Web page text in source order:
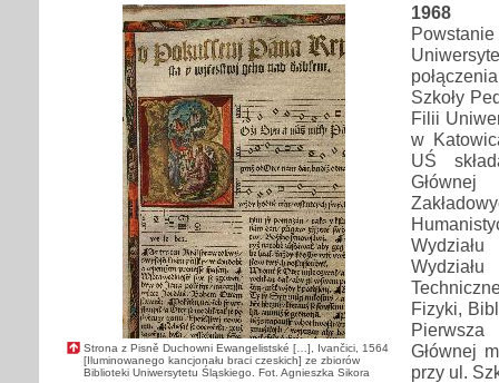
Strona z Pisně Duchowni Ewangelistské […], Ivančici, 1564
[Iluminowanego kancjonału braci czeskich] ze zbiorów
Biblioteki Uniwersytetu Śląskiego. Fot. Agnieszka Sikora
1968
Szkoły
Filii
w
UŚ
Fizyki,
Głównej
przy ul.